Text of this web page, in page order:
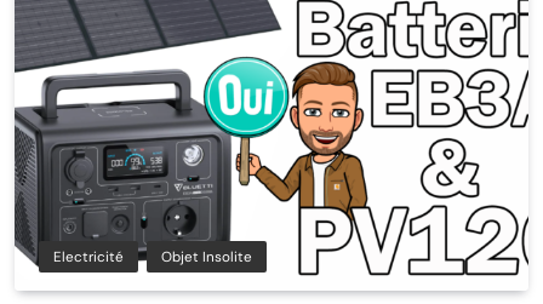
Electricité Objet Insolite